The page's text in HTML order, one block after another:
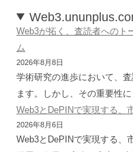
Web3が拓く、査読者へのト
ム
2026年8月8日
学術研究の進歩において、
ます。しかし、その重要性
Web3とDePINで実現する、
2026年8月6日
Web3とDePINで実現する、